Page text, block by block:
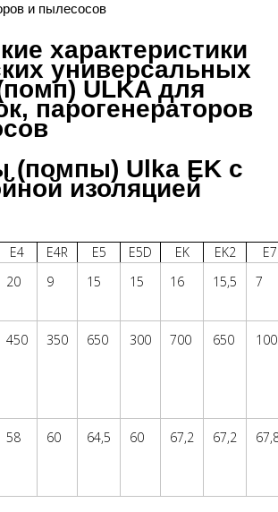
и пылесосов
характеристики
универсальных
ULKA для
парогенераторов
(помпы) Ulka EK с
изоляцией
E4 E4R E5 E5D EK EK2
E7
20 9 15 15 16 15,5 7
450 350 650 300 700 650
58 60 64,5 60 67,2 67,2